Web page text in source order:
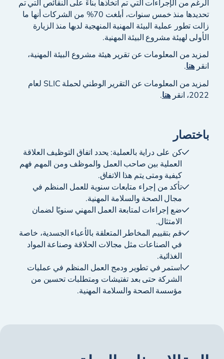
الرغم من الإجراءات التي تم اتخاذها بناءً على النقائص التي تم
تحديدها منذ خمس سنوات، أبلغت 70% من الشركات أنها ما
زالت تطور عملية البيئة المهنية المنهجية لديها منذ الزيارة
الأولى لهيئة مشروع البيئة المهنية.
لمزيد من المعلومات عن تقرير هيئة مشروع البيئة المهنية،
انقرهنا.
لمزيد من المعلومات عن التقرير الوطني لحملة SLIC لعام
2022، انقر
هنا.
باختصار
كن على دراية بالعملية: يحدد اتفاق التوظيف العلاقة
العملية بين صاحب العمل والموظف ومن المهم فهم
كيفية ومتى يتم هذا الاتفاق.
تأكد من إجراء متابعات سنوية للعمل المنظم في
مجال الصحة والسلامة المهنية.
ضع إجراءات لمتابعة العمل المهني سنويًا لضمان
الامتثال.
قم بتقييم المخاطر المتعلقة بالأعباء الجسدية، خاصة
في الصناعات مثل مجالات الحلاقة وصناعة المواد
الغذائية.
استمر في تطوير ودمج العمل المنظم في عمليات
الشركة حتى بعد تفتيشات ومتطلبات تحسين من
مؤسسة الصحة والسلامة المهنية.